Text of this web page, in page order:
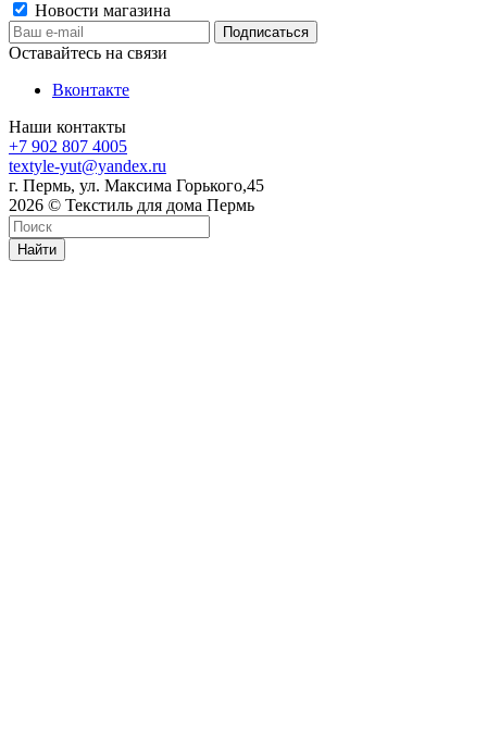
Новости магазина
Оставайтесь на связи
Вконтакте
Наши контакты
+7 902 807 4005
textyle-yut@yandex.ru
г. Пермь, ул. Максима Горького,45
2026 © Текстиль для дома Пермь
Найти